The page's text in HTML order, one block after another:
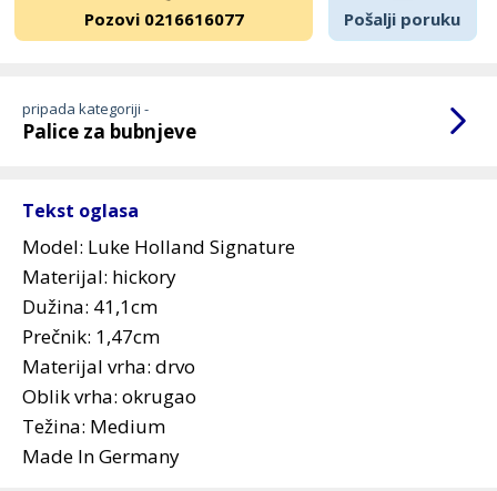
Pozovi 0216616077 Pošalji poruku
pripada kategoriji -
Palice za bubnjeve
Tekst oglasa
Model: Luke Holland Signature
Materijal: hickory
Dužina: 41,1cm
Prečnik: 1,47cm
Materijal vrha: drvo
Oblik vrha: okrugao
Težina: Medium
Made In Germany